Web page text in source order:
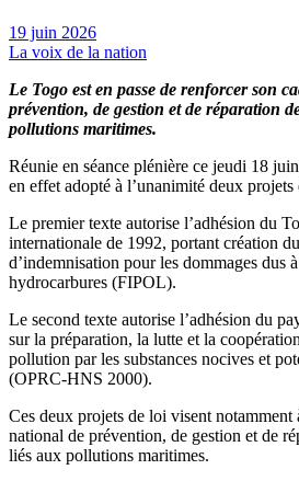
19 juin 2026
La voix de la nation
Le Togo est en passe de renforcer son
prévention, de gestion et de réparation
pollutions maritimes.
Réunie en séance plénière ce jeudi 18
en effet adopté à l’unanimité deux projets
Le premier texte autorise l’adhésion du
internationale de 1992, portant création
d’indemnisation pour les dommages dus
hydrocarbures (FIPOL).
Le second texte autorise l’adhésion du
sur la préparation, la lutte et la
pollution par les substances nocives et
(OPRC-HNS 2000).
Ces deux projets de loi visent notamment
national de prévention, de gestion et de
liés aux pollutions maritimes.